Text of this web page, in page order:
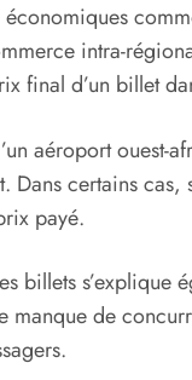
intra-
final d’un billet
aéroport
certains
payé.
billets s’explique
de